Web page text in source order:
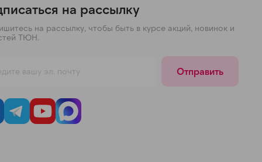
на рассылку
на рассылку, чтобы быть в курсе акций, новинок и
ТЮН.
Отправить